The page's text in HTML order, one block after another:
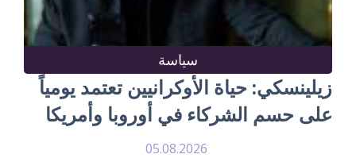
سياسة
زيلينسكي: حياة الأوكرانيين تعتمد يومياً
على حسم الشركاء في أوروبا وأمريكا
05.08.2026